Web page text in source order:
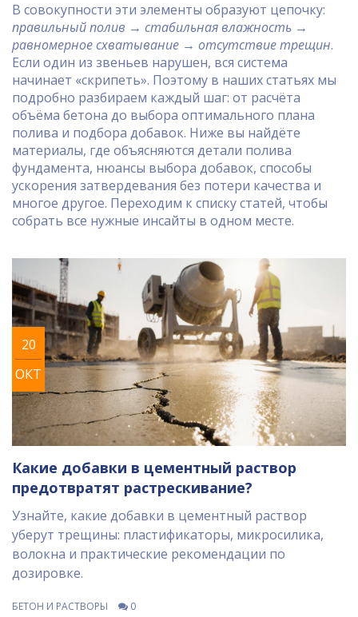
В совокупности эти элементы образуют цепочку:
правильный полив → стабильная влажность →
равномерное схватывание → отсутствие трещин.
Если один из звеньев нарушен, вся система
начинает «скрипеть». Поэтому в наших статьях мы
подробно разбираем каждый шаг: от расчёта
объёма бетона до выбора оптимального плана
полива и подбора добавок. Ниже вы найдёте
материалы, где объясняются детали полива
фундамента, нюансы выбора добавок, способы
ускорения затвердевания без потери качества и
многое другое. Переходим к списку статей, чтобы
собрать все нужные инсайты в одном месте.
20
ОКТ
Какие добавки в цементный раствор
предотвратят растрескивание?
Узнайте, какие добавки в цементный раствор
уберут трещины: пластификаторы, микросилика,
волокна и практические рекомендации по
дозировке.
БЕТОН И РАСТВОРЫ 0